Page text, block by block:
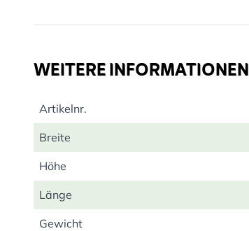
ohne auf Charme zu verzichten.
WEITERE INFORMATIONEN
Artikelnr.
Breite
Höhe
Länge
Gewicht